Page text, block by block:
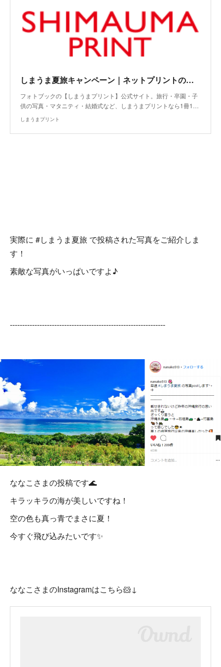
しまうま夏旅キャンペーン｜ネットプリントのしまうまプリント
フォトブックの【しまうまプリント】公式サイト。旅行・卒園・子
供の写真・マタニティ・結婚式など、しまうまプリントなら1冊1…
しまうまプリント
実際に #しまうま夏旅 で投稿された写真をご紹介しま
す！
素敵な写真がいっぱいですよ♪
---------------------------------------------------------------
ななこさまの投稿です🌊
キラッキラの海が美しいですね！
空の色も真っ青でまさに夏！
今すぐ飛び込みたいです✨
ななこさまのInstagramはこちら🐹↓